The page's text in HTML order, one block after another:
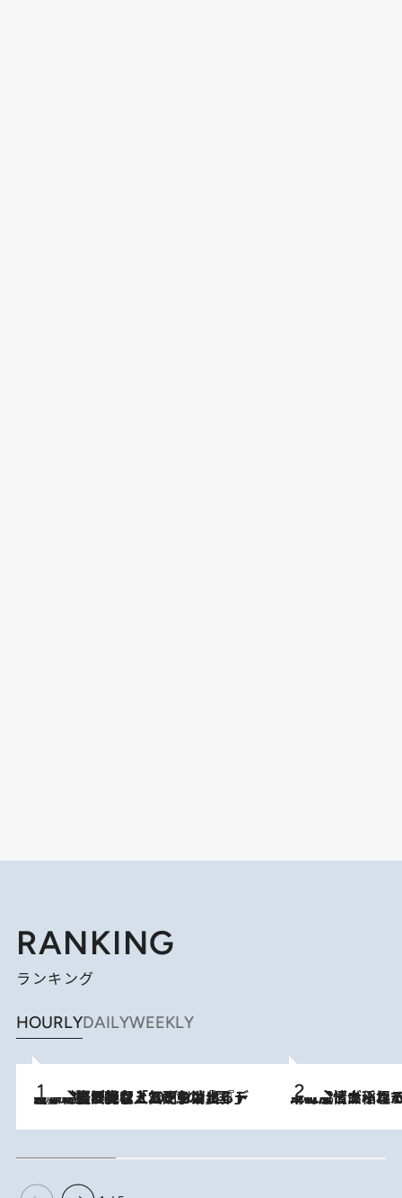
RANKING
ランキング
HOURLYDAILYWEEKLY
2026.8.5
【なぜ吉沢亮は「気配を消せる」のか？】興行収入208億の『国宝』を経て挑むミュージカル『ディア・エヴァン・ハンセン』。トップ俳優が舞台上でさらけ出した“孤独”とは 2026.8.5
下町風情あふれる台北屈指の人気エリア・大稲埕でセンスのいい台湾土産《ヴ